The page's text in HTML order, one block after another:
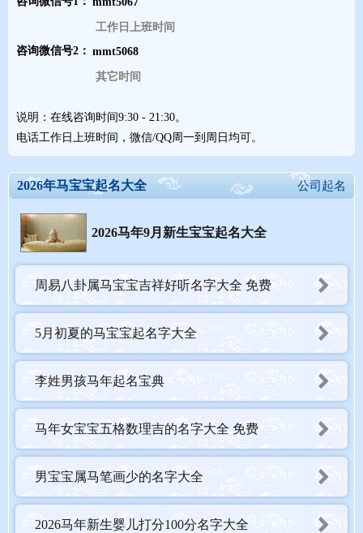
2026年2月生男宝宝起名名字大全
2026年2月生男宝宝起名名字大全 男孩
☐（达明） ☐（灿霖） ☐（萱宸） ☐（枫驰）
☐（茂华） ☐（焕宇） ☐（腾睿） ☐（苇谦）
☐（迅泽） ☐（桦彬） ☐（炎凯） ☐（苑恒）
☐（驰皓） ☐（莯霖） ☐（灿阳） ☐（柏轩）
☐（艺铭） ☐（逸诚） ☐（骏杰） ☐（达谦）
☐（枫华） ☐（焕彰） ☐（腾宇） ☐（茂霖）
☐（萱泽） ☐（炎彬） ☐（驰睿） ☐（桦恒）
工作日上班时间
咨询微信号2：
其它时间
说明：在线咨询时间9:30 - 21:30。
电话工作日上班时间，微信/QQ周一到周日均可。
公司起名
2026年马宝宝起名大全
2026马年9月新生宝宝起名大全
周易八卦属马宝宝吉祥好听名字大全 免费
5月初夏的马宝宝起名字大全
李姓男孩马年起名宝典
马年女宝宝五格数理吉的名字大全 免费
男宝宝属马笔画少的名字大全
2026马年新生婴儿打分100分名字大全